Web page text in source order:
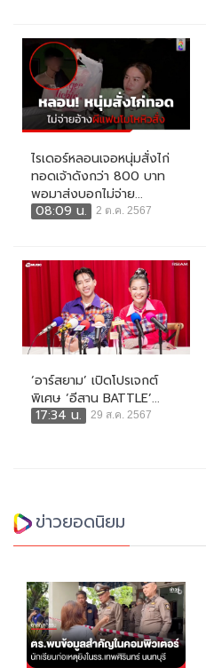
ไรเดอร์หลอนเจอหนุ่มสั่งไก่
ทอดเจ้าดังกว่า 800 บาท
พอมาส่งบอกไม่จ่าย...
08:09 น.
2 ต.ค. 2567
‘อาร์สยาม’ เปิดโปรเจกต์
พิเศษ ‘อีสาน BATTLE’...
17:34 น.
29 ส.ค. 2567
ข่าวยอดนิยม